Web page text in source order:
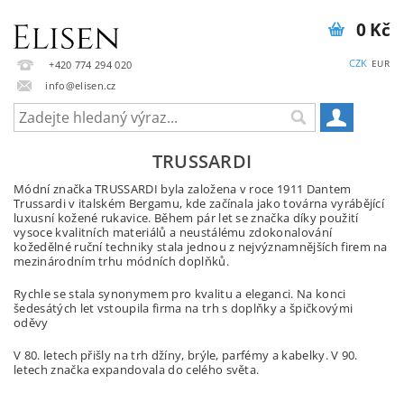
+420 774 294 020
info@elisen.cz
CZK EUR
0 Kč
TRUSSARDI
Módní značka TRUSSARDI byla založena v roce 1911 Dantem
Trussardi v italském Bergamu, kde začínala jako továrna vyrábějící
luxusní kožené rukavice. Během pár let se značka díky použití
vysoce kvalitních materiálů a neustálému zdokonalování
kožedělné ruční techniky stala jednou z nejvýznamnějších firem na
mezinárodním trhu módních doplňků.
Rychle se stala synonymem pro kvalitu a eleganci. Na konci
šedesátých let vstoupila firma na trh s doplňky a špičkovými
oděvy
V 80. letech přišly na trh džíny, brýle, parfémy a kabelky. V 90.
letech značka expandovala do celého světa.